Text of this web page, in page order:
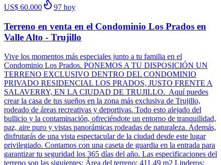
US$ 60.000 97 hoy
Terreno en venta en el Condominio Los Prados en
Valle Alto - Trujillo
Vive los momentos más especiales junto a tu familia en el
Condominio Los Prados. PONEMOS A TU DISPOSICIÓN UN
TERRENO EXCLUSIVO DENTRO DEL CONDOMINIO
PRIVADO RESIDENCIAL LOS PRADOS, JUSTO FRENTE A
SALAVERRY, EN LA CIUDAD DE TRUJILLO. Aquí puedes
crear la casa de tus sueños en la zona más exclusiva de Trujillo,
rodeado de áreas recreativas y deportivas. Todo esto alejado del
bullicio y la contaminación, ofreciéndote un entorno de tranquilidad,
paz, aire puro y vistas panorámicas rodeadas de naturaleza. Además,
disfrutarás de una vista espectacular de la ciudad desde este lugar
privilegiado. Contamos con una caseta de guardia en la entrada para
garantizar tu seguridad los 365 días del año. Las especificaciones del
terreno son las siguientes: Área del terreno: 411.49 m2 Linderos: